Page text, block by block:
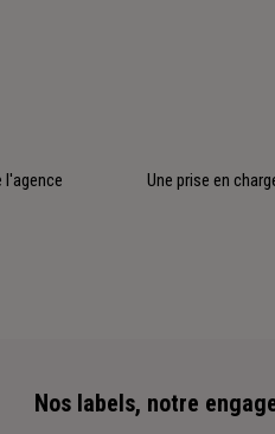
l'agence Une prise en
Nos labels, notre